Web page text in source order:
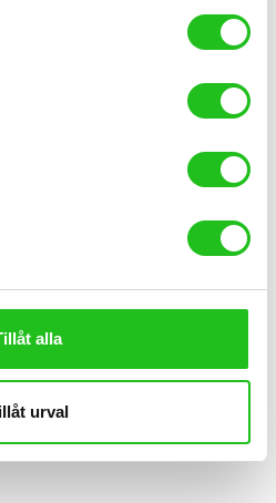
alla
urval